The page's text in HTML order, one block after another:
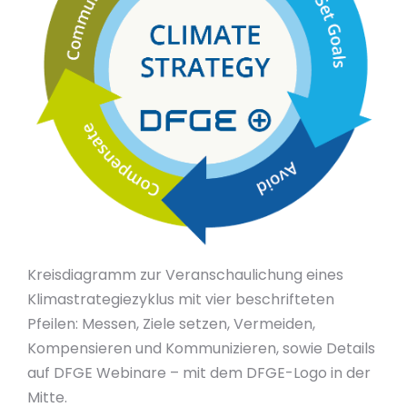
Kreisdiagramm zur Veranschaulichung eines
Klimastrategiezyklus mit vier beschrifteten
Pfeilen: Messen, Ziele setzen, Vermeiden,
Kompensieren und Kommunizieren, sowie Details
auf DFGE Webinare – mit dem DFGE-Logo in der
Mitte.